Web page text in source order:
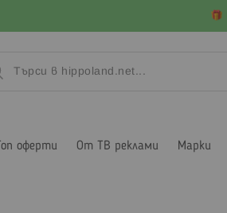
Топ оферти От ТВ реклами Марки